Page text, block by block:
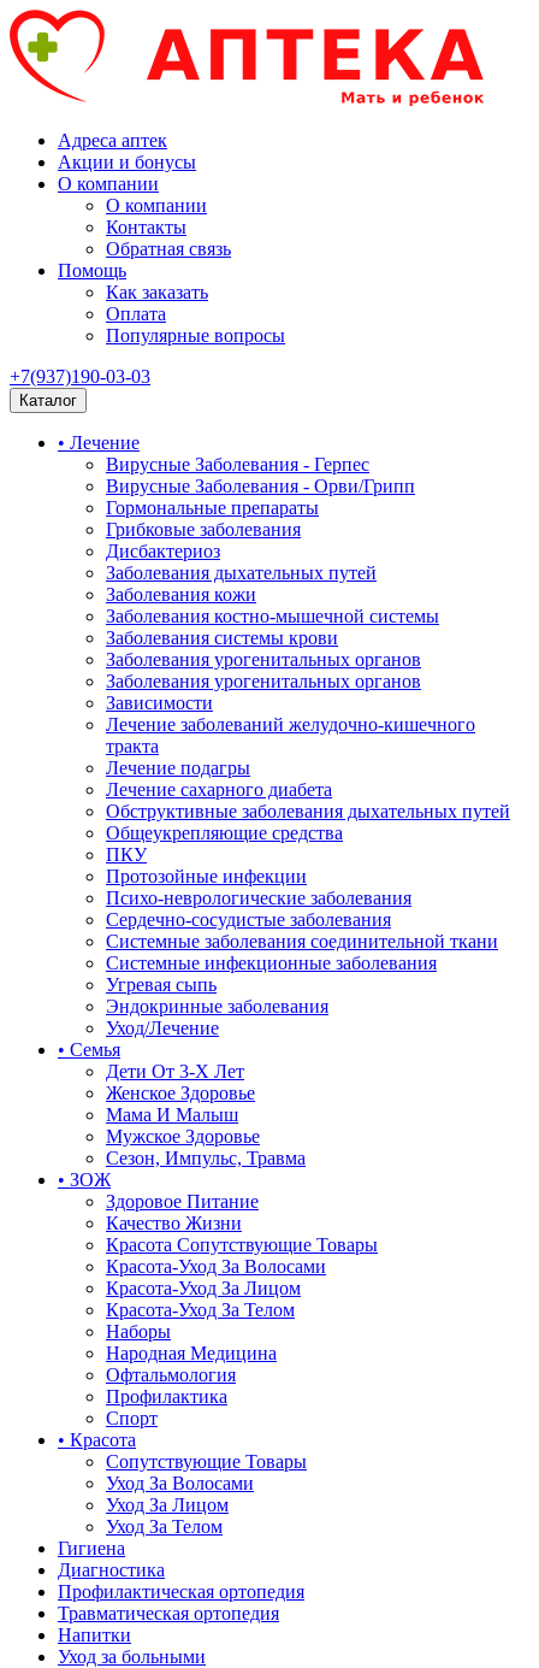
Адреса аптек
Акции и бонусы
О компании
О компании
Контакты
Обратная связь
Помощь
Как заказать
Оплата
Популярные вопросы
+7(937)190-03-03
Каталог
• Лечение
Вирусные Заболевания - Герпес
Вирусные Заболевания - Орви/Грипп
Гормональные препараты
Грибковые заболевания
Дисбактериоз
Заболевания дыхательных путей
Заболевания кожи
Заболевания костно-мышечной системы
Заболевания системы крови
Заболевания урогенитальных органов
Заболевания урогенитальных органов
Зависимости
Лечение заболеваний желудочно-кишечного
тракта
Лечение подагры
Лечение сахарного диабета
Обструктивные заболевания дыхательных путей
Общеукрепляющие средства
ПКУ
Протозойные инфекции
Психо-неврологические заболевания
Сердечно-сосудистые заболевания
Системные заболевания соединительной ткани
Системные инфекционные заболевания
Угревая сыпь
Эндокринные заболевания
Уход/Лечение
• Семья
Дети От 3-Х Лет
Женское Здоровье
Мама И Малыш
Мужское Здоровье
Сезон, Импульс, Травма
• ЗОЖ
Здоровое Питание
Качество Жизни
Красота Сопутствующие Товары
Красота-Уход За Волосами
Красота-Уход За Лицом
Красота-Уход За Телом
Наборы
Народная Медицина
Офтальмология
Профилактика
Спорт
• Красота
Сопутствующие Товары
Уход За Волосами
Уход За Лицом
Уход За Телом
Гигиена
Диагностика
Профилактическая ортопедия
Травматическая ортопедия
Напитки
Уход за больными